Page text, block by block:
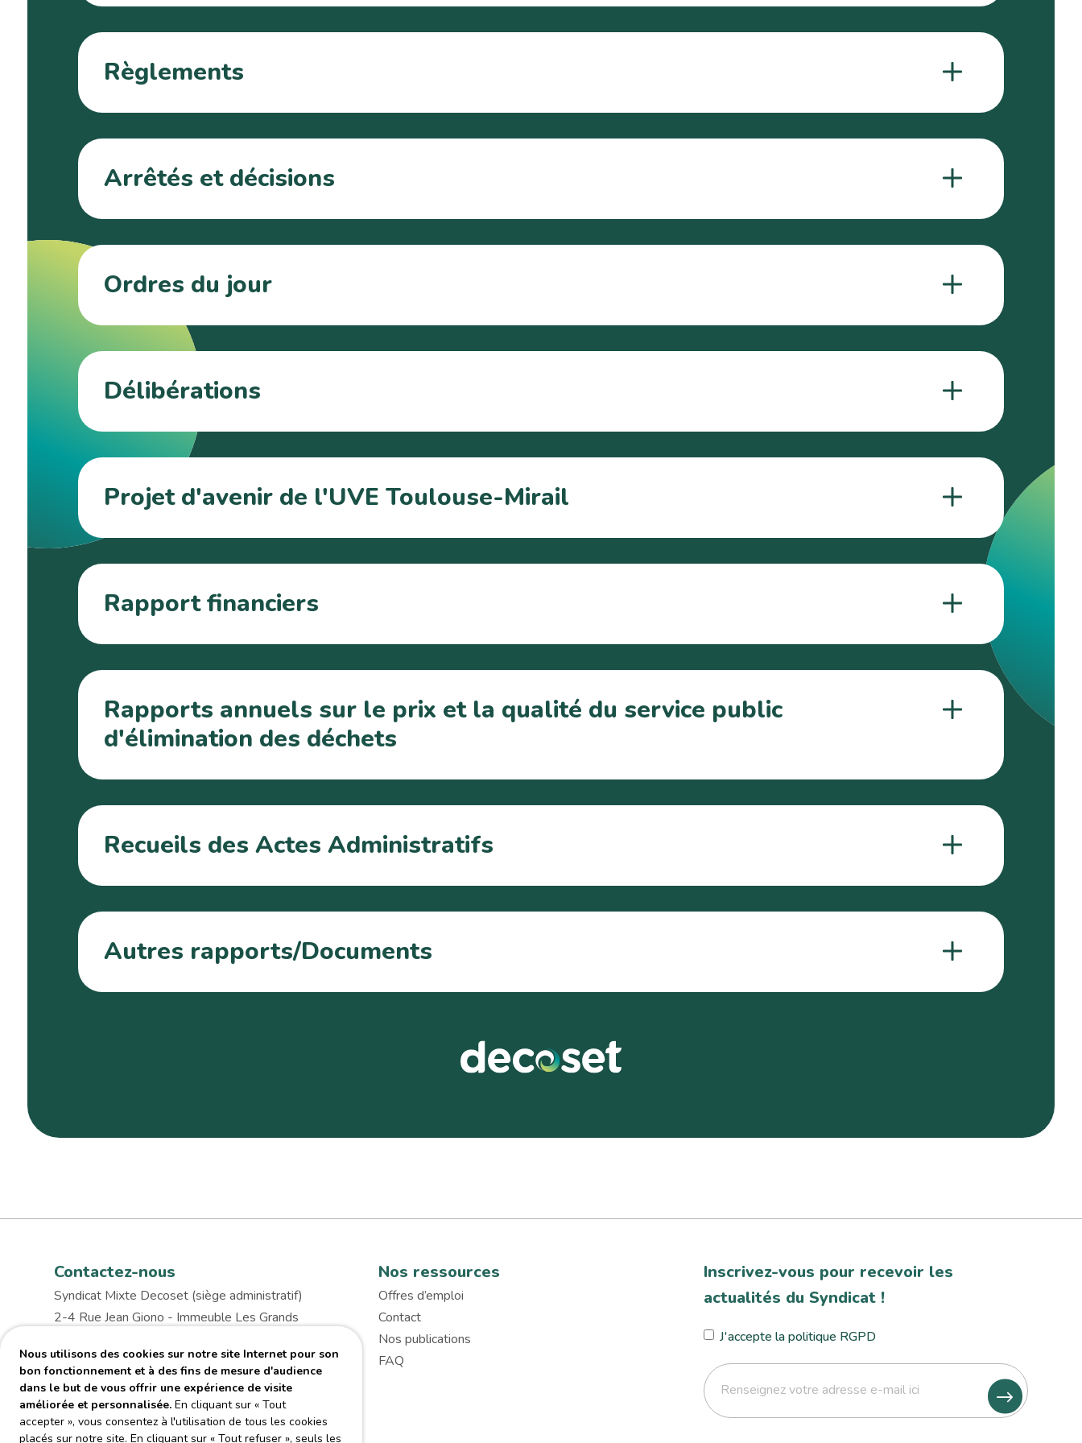
Règlements
Arrêtés et décisions
Ordres du jour
Délibérations
Projet d'avenir de l'UVE Toulouse-Mirail
Rapport financiers
Rapports annuels sur le prix et la qualité du service public
d'élimination des déchets
Recueils des Actes Administratifs
Autres rapports/Documents
Contactez-nous
Syndicat Mixte Decoset (siège administratif)
2-4 Rue Jean Giono - Immeuble Les Grands
relations.usagers@decoset.fr
05 82 06 18 30
Nos ressources
Offres d’emploi
Contact
Nos publications
FAQ
Inscrivez-vous pour recevoir les
actualités du Syndicat !
J'accepte la politique RGPD
E-
mail
Nous utilisons des cookies sur notre site Internet pour son
bon fonctionnement et à des fins de mesure d'audience
dans le but de vous offrir une expérience de visite
améliorée et personnalisée. En cliquant sur « Tout
accepter », vous consentez à l'utilisation de tous les cookies
placés sur notre site. En cliquant sur « Tout refuser », seuls les